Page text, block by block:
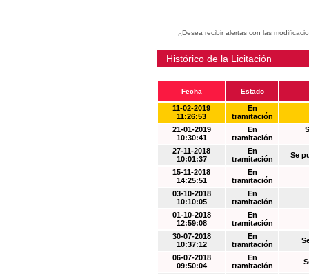
¿Desea recibir alertas con las
Histórico de la Licitación
Fecha Estado
11-02-2019
11:26:53
En
tramitación
21-01-2019
10:30:41
En
tramitación
27-11-2018
10:01:37
En
tramitación
Se
15-11-2018
14:25:51
En
tramitación
03-10-2018
10:10:05
En
tramitación
01-10-2018
12:59:08
En
tramitación
30-07-2018
10:37:12
En
tramitación
06-07-2018
09:50:04
En
tramitación